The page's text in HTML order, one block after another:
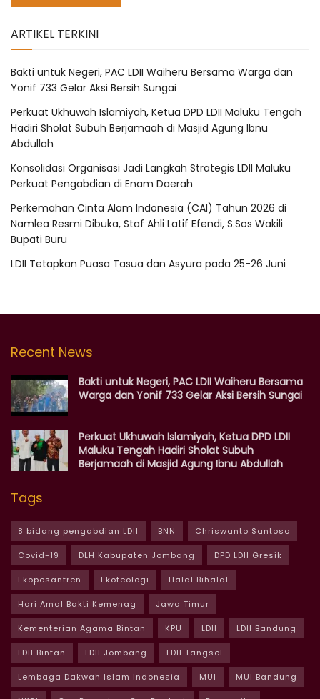
ARTIKEL TERKINI
Bakti untuk Negeri, PAC LDII Waiheru Bersama Warga dan
Yonif 733 Gelar Aksi Bersih Sungai
Perkuat Ukhuwah Islamiyah, Ketua DPD LDII Maluku Tengah
Hadiri Sholat Subuh Berjamaah di Masjid Agung Ibnu
Abdullah
Konsolidasi Organisasi Jadi Langkah Strategis LDII Maluku
Perkuat Pengabdian di Enam Daerah
Perkemahan Cinta Alam Indonesia (CAI) Tahun 2026 di
Namlea Resmi Dibuka, Staf Ahli Latif Efendi, S.Sos Wakili
Bupati Buru
LDII Tetapkan Puasa Tasua dan Asyura pada 25-26 Juni
Recent News
Bakti untuk Negeri, PAC LDII Waiheru Bersama
Warga dan Yonif 733 Gelar Aksi Bersih Sungai
Perkuat Ukhuwah Islamiyah, Ketua DPD LDII
Maluku Tengah Hadiri Sholat Subuh
Berjamaah di Masjid Agung Ibnu Abdullah
Tags
8 bidang pengabdian LDII BNN Chriswanto Santoso
Covid-19 DLH Kabupaten Jombang DPD LDII Gresik
Ekopesantren Ekoteologi Halal Bihalal
Hari Amal Bakti Kemenag Jawa Timur
Kementerian Agama Bintan KPU LDII LDII Bandung
LDII Bintan LDII Jombang LDII Tangsel
Lembaga Dakwah Islam Indonesia MUI MUI Bandung